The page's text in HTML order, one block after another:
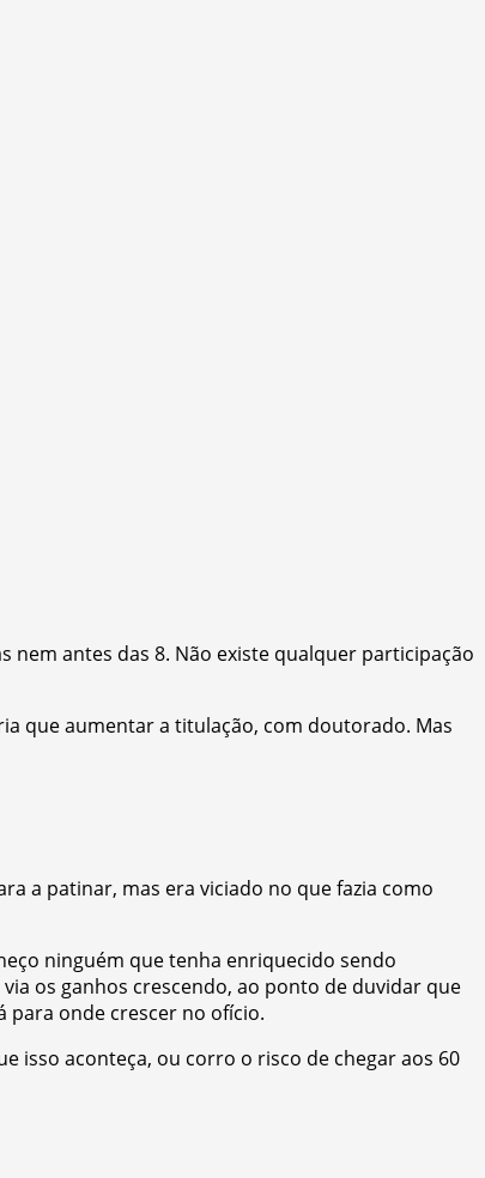
nem antes das 8. Não existe qualquer participação
que aumentar a titulação, com doutorado. Mas
a patinar, mas era viciado no que fazia como
ninguém que tenha enriquecido sendo
os ganhos crescendo, ao ponto de duvidar que
para onde crescer no ofício.
isso aconteça, ou corro o risco de chegar aos 60